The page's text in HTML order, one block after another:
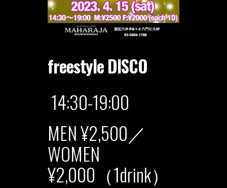
freestyle DISCO
14:30-19:00
MEN ¥2,500／
WOMEN
¥2,000（1drink）